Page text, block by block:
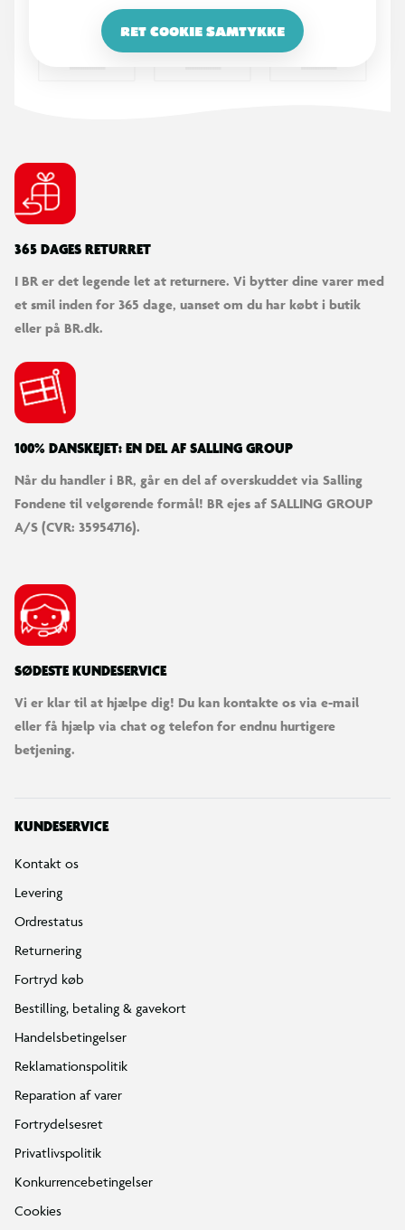
Bremser: V-bremse foran, fodbremse bagpå
Dæk: 14 x 2.125
RET COOKIE SAMTYKKE
365 DAGES RETURRET
I BR er det legende let at returnere. Vi bytter dine varer med
et smil inden for 365 dage, uanset om du har købt i butik
eller på BR.dk.
100% DANSKEJET: EN DEL AF SALLING GROUP
Når du handler i BR, går en del af overskuddet via Salling
Fondene til velgørende formål! BR ejes af SALLING GROUP
A/S (CVR: 35954716).
SØDESTE KUNDESERVICE
Vi er klar til at hjælpe dig! Du kan kontakte os via e-mail
eller få hjælp via chat og telefon for endnu hurtigere
betjening.
KUNDESERVICE
Kontakt os
Levering
Ordrestatus
Returnering
Fortryd køb
Bestilling, betaling & gavekort
Handelsbetingelser
Reklamationspolitik
Reparation af varer
Fortrydelsesret
Privatlivspolitik
Konkurrencebetingelser
Cookies